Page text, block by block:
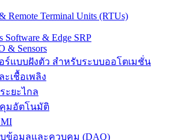
Remote Terminal Units (RTUs)
Software & Edge SRP
& Sensors
ร์แบบฝังตัว สำหรับระบบออโตเมชั่น
เชื้อเพลิง
ะยะไกล
มอัตโนมัติ
ข้อมูลและควบคุม (DAQ)